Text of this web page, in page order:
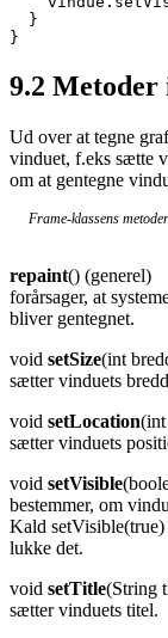
  }
}
9.2 Metoder
Ud over at tegne
vinduet, f.eks sætte
om at gentegne
Frame-klassens
repaint() (generel)
forårsager, at
bliver gentegnet.
void setSize(int
sætter vinduets
void setLocation
sætter vinduets
void setVisible
bestemmer, om
Kald
lukke det.
void setTitle(String
sætter vinduets titel.